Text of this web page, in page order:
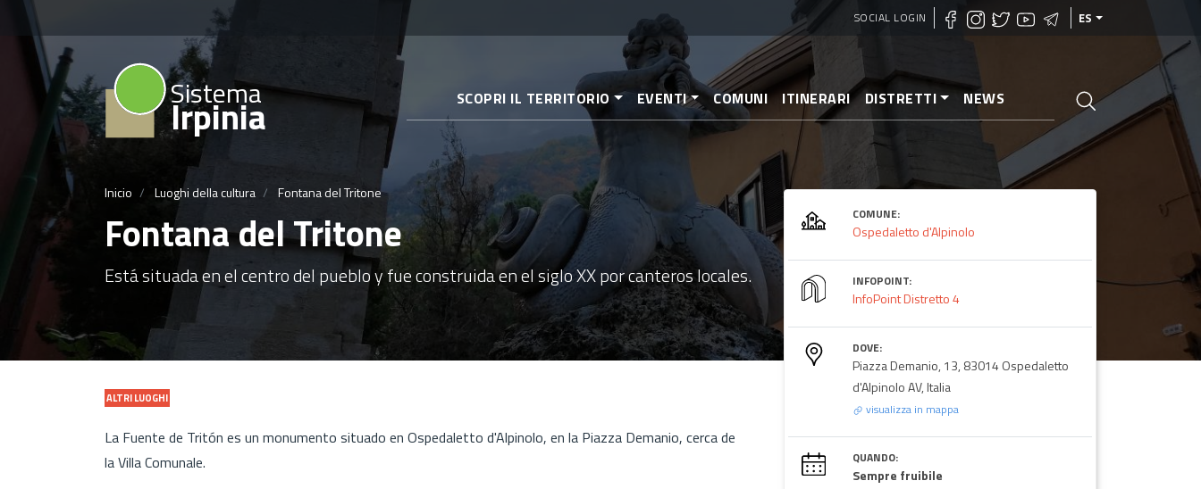
al
contenido
principal
SOCIAL LOGIN ES
Sistema
Irpinia SCOPRI IL TERRITORIO EVENTI COMUNI ITINERARI DISTRETTI NEWS
Inicio Luoghi della cultura Fontana del Tritone
Fontana del Tritone
Está situada en el centro del pueblo y fue construida en el siglo XX por canteros locales.
ALTRI LUOGHI
La Fuente de Tritón es un monumento situado en Ospedaletto d'Alpinolo, en la Piazza Demanio, cerca de
la Villa Comunale.
COMUNE:
Ospedaletto d'Alpinolo
INFOPOINT:
InfoPoint Distretto 4
DOVE:
Piazza Demanio, 13, 83014 Ospedaletto
d'Alpinolo AV, Italia
visualizza in mappa
QUANDO:
Sempre fruibile